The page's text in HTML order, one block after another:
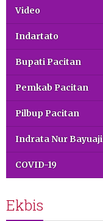
Video
Indartato
Bupati Pacitan
Pemkab Pacitan
Pilbup Pacitan
Indrata Nur Bayuaji
COVID-19
Ekbis